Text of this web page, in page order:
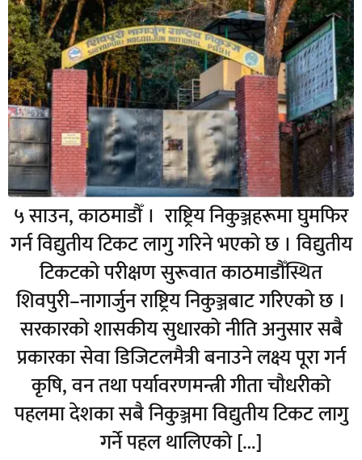
५ साउन, काठमाडौँ । राष्ट्रिय निकुञ्जहरूमा घुमफिर
गर्न विद्युतीय टिकट लागु गरिने भएको छ । विद्युतीय
टिकटको परीक्षण सुरूवात काठमाडौँस्थित
शिवपुरी–नागार्जुन राष्ट्रिय निकुञ्जबाट गरिएको छ ।
सरकारको शासकीय सुधारको नीति अनुसार सबै
प्रकारका सेवा डिजिटलमैत्री बनाउने लक्ष्य पूरा गर्न
कृषि, वन तथा पर्यावरणमन्त्री गीता चौधरीको
पहलमा देशका सबै निकुञ्जमा विद्युतीय टिकट लागु
गर्ने पहल थालिएको […]